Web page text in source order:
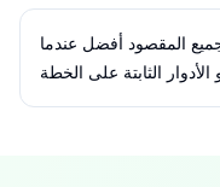
المقصود أفضل عندما